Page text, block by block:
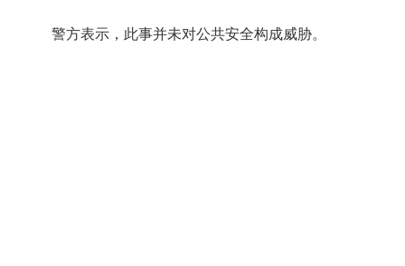
警方表示，此事并未对公共安全构成威胁。